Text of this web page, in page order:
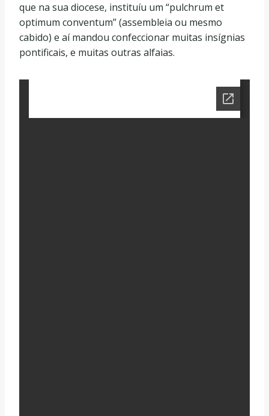
que na sua diocese, instituíu um “pulchrum et
optimum conventum” (assembleia ou mesmo
cabido) e aí mandou confeccionar muitas insígnias
pontificais, e muitas outras alfaias.